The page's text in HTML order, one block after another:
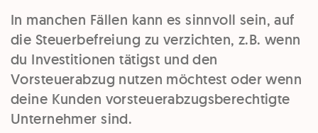
In manchen Fällen kann es sinnvoll sein, auf
die Steuerbefreiung zu verzichten, z.B. wenn
du Investitionen tätigst und den
Vorsteuerabzug nutzen möchtest oder wenn
deine Kunden vorsteuerabzugsberechtigte
Unternehmer sind.